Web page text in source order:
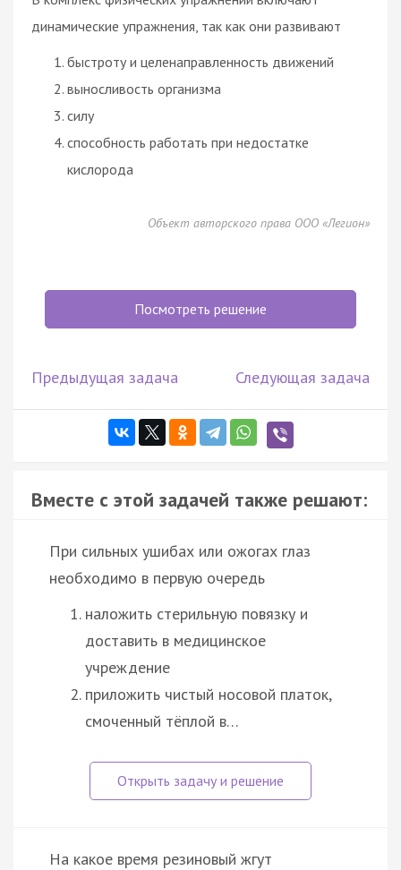
динамические упражнения, так как они развивают
быстроту и целенаправленность движений
выносливость организма
силу
способность работать при недостатке
кислорода
Объект авторского права ООО «Легион»
Посмотреть решение
Предыдущая задача Следующая задача
Вместе с этой задачей также решают:
При сильных ушибах или ожогах глаз
необходимо в первую очередь
наложить стерильную повязку и
доставить в медицинское
учреждение
приложить чистый носовой платок,
смоченный тёплой в…
На какое время резиновый жгут